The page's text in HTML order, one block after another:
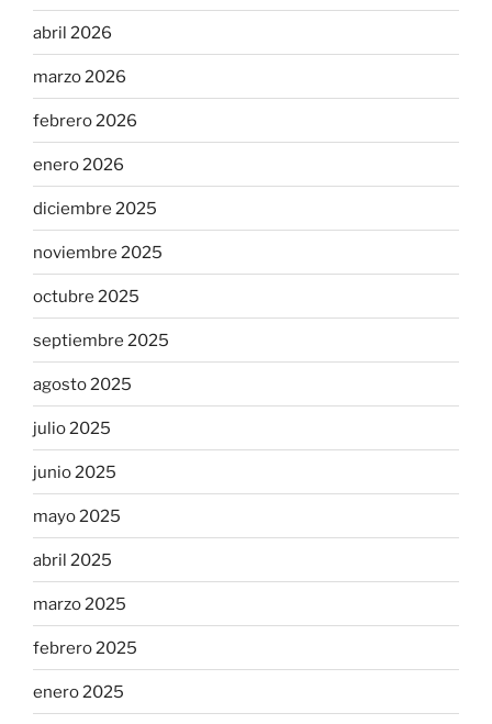
abril 2026
marzo 2026
febrero 2026
enero 2026
diciembre 2025
noviembre 2025
octubre 2025
septiembre 2025
agosto 2025
julio 2025
junio 2025
mayo 2025
abril 2025
marzo 2025
febrero 2025
enero 2025